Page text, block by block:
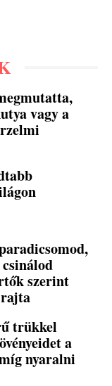
vagy a
szerint
trükkel
a
nyaralni